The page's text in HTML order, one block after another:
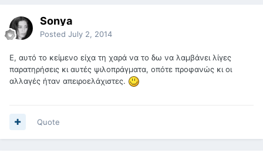
Sonya
Posted July 2, 2014
Ε, αυτό το κείμενο είχα τη χαρά να το δω να λαμβάνει λίγες
παρατηρήσεις κι αυτές ψιλοπράγματα, οπότε προφανώς κι οι
αλλαγές ήταν απειροελάχιστες.
Quote